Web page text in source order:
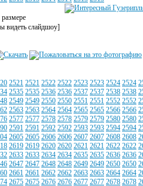
видеть слайдшоу]
2521 2521 2522 2522 2523 2523 2524 2524
2535 2535 2536 2536 2537 2537 2538 2538
2549 2549 2550 2550 2551 2551 2552 2552
2563 2563 2564 2564 2565 2565 2566 2566
2577 2577 2578 2578 2579 2579 2580 2580
2591 2591 2592 2592 2593 2593 2594 2594
2605 2605 2606 2606 2607 2607 2608 2608
2619 2619 2620 2620 2621 2621 2622 2622
2633 2633 2634 2634 2635 2635 2636 2636
2647 2647 2648 2648 2649 2649 2650 2650
2661 2661 2662 2662 2663 2663 2664 2664
2675 2675 2676 2676 2677 2677 2678 2678